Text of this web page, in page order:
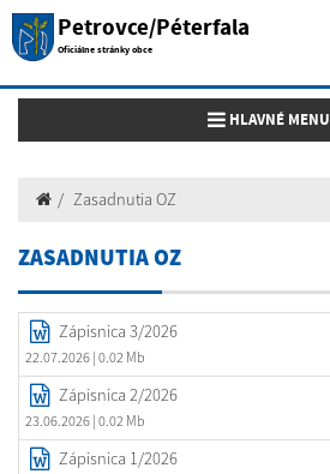
Petrovce/Péterfala
Oficiálne stránky obce
Toggle navigation
HLAVNÉ MENU
Zasadnutia OZ
ZASADNUTIA OZ
Zápisnica 3/2026
22.07.2026 | 0.02 Mb
Zápisnica 2/2026
23.06.2026 | 0.02 Mb
Zápisnica 1/2026